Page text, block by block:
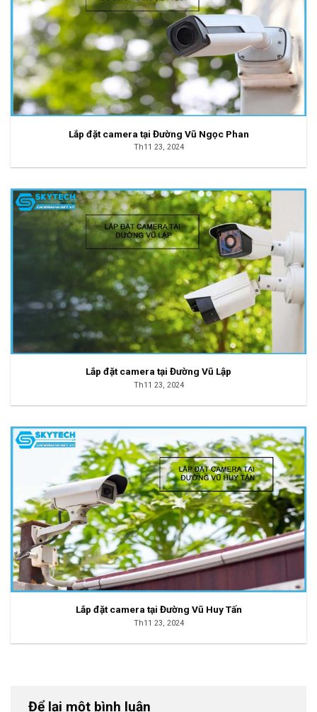
Lắp đặt camera tại Đường Vũ Ngọc Phan
Th11 23, 2024
Lắp đặt camera tại Đường Vũ Lập
Th11 23, 2024
Lắp đặt camera tại Đường Vũ Huy Tấn
Th11 23, 2024
Để lại một bình luận